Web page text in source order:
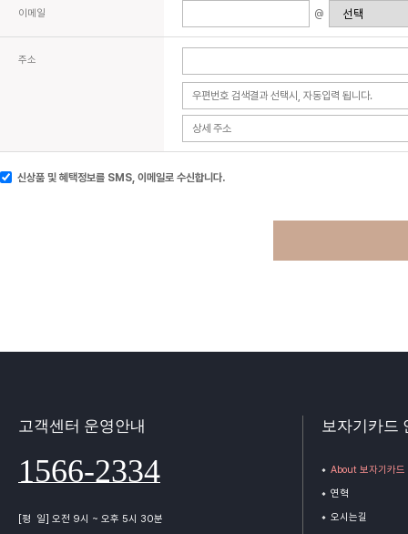
이메일 @
주소
신상품 및 혜택정보를 SMS, 이메일로 수신합니다.
고객센터 운영안내
1566-2334
[평 일] 오전 9시 ~ 오후 5시 30분
보자기카드
About 보자기카드
연혁
오시는길